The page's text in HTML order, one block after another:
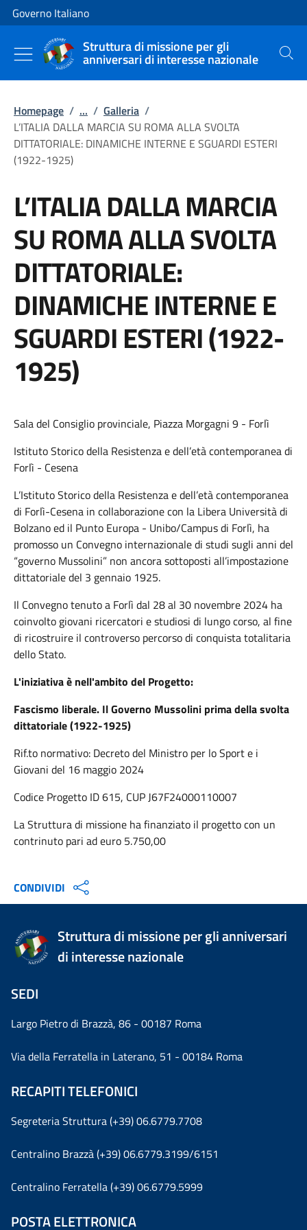
Vai al contenuto
Vai alla navigazione del sito
Governo Italiano
Struttura di missione per gli
anniversari di interesse nazionale Cerca
Homepage / ... / Galleria /
L’ITALIA DALLA MARCIA SU ROMA ALLA SVOLTA
DITTATORIALE: DINAMICHE INTERNE E SGUARDI ESTERI
(1922-1925)
L’ITALIA DALLA MARCIA
SU ROMA ALLA SVOLTA
DITTATORIALE:
DINAMICHE INTERNE E
SGUARDI ESTERI (1922-
1925)
Sala del Consiglio provinciale, Piazza Morgagni 9 - Forlì
Istituto Storico della Resistenza e dell’età contemporanea di
Forlì - Cesena
L’Istituto Storico della Resistenza e dell’età contemporanea
di Forlì-Cesena in collaborazione con la Libera Università di
Bolzano ed il Punto Europa - Unibo/Campus di Forlì, ha
promosso un Convegno internazionale di studi sugli anni del
“governo Mussolini” non ancora sottoposti all’impostazione
dittatoriale del 3 gennaio 1925.
Il Convegno tenuto a Forlì dal 28 al 30 novembre 2024 ha
coinvolto giovani ricercatori e studiosi di lungo corso, al fine
di ricostruire il controverso percorso di conquista totalitaria
dello Stato.
L'iniziativa è nell'ambito del Progetto:
Fascismo liberale. Il Governo Mussolini prima della svolta
dittatoriale (1922-1925)
Rif.to normativo: Decreto del Ministro per lo Sport e i
Giovani del 16 maggio 2024
Codice Progetto ID 615, CUP J67F24000110007
La Struttura di missione ha finanziato il progetto con un
contrinuto pari ad euro 5.750,00
CONDIVIDI
Struttura di missione per gli anniversari
di interesse nazionale
SEDI
Largo Pietro di Brazzà, 86 - 00187 Roma
Via della Ferratella in Laterano, 51 - 00184 Roma
RECAPITI TELEFONICI
Segreteria Struttura (+39) 06.6779.7708
Centralino Brazzà (+39) 06.6779.3199/6151
Centralino Ferratella (+39) 06.6779.5999
POSTA ELETTRONICA